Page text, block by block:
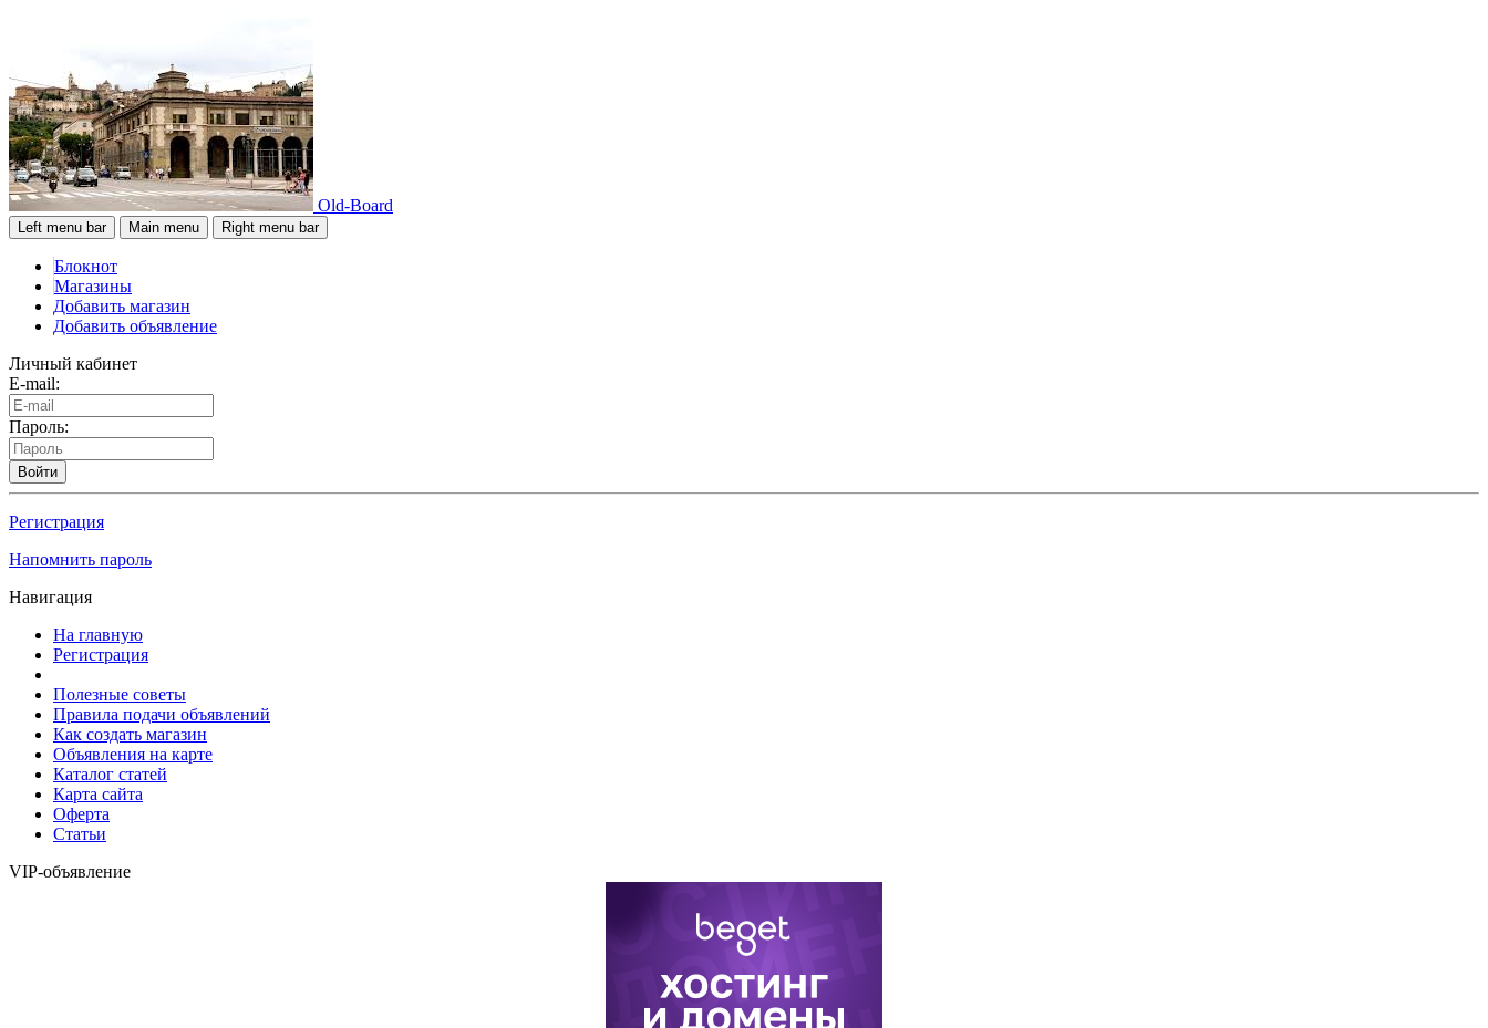
Old-Board
Left menu bar Main menu Right menu bar
Блокнот
Магазины
Добавить магазин
Добавить объявление
Личный кабинет
E-mail:
Пароль:
Войти
Регистрация
Напомнить пароль
Навигация
На главную
Регистрация
Полезные советы
Правила подачи объявлений
Как создать магазин
Объявления на карте
Каталог статей
Карта сайта
Оферта
Статьи
VIP-объявление